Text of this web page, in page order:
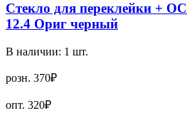
Стекло для переклейки +
12.4 Ориг черный
В наличии: 1 шт.
розн. 370₽
опт. 320₽